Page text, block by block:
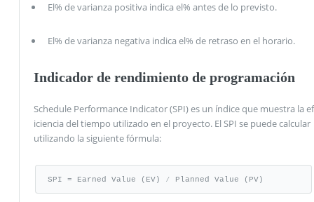
El% de varianza positiva indica el% antes de lo previsto.
El% de varianza negativa indica el% de retraso en el horario.
Indicador de rendimiento de programación
Schedule Performance Indicator (SPI) es un índice que muestra la ef
iciencia del tiempo utilizado en el proyecto. El SPI se puede calcular
utilizando la siguiente fórmula:
SPI = Earned Value (EV) ⁄ Planned Value (PV)